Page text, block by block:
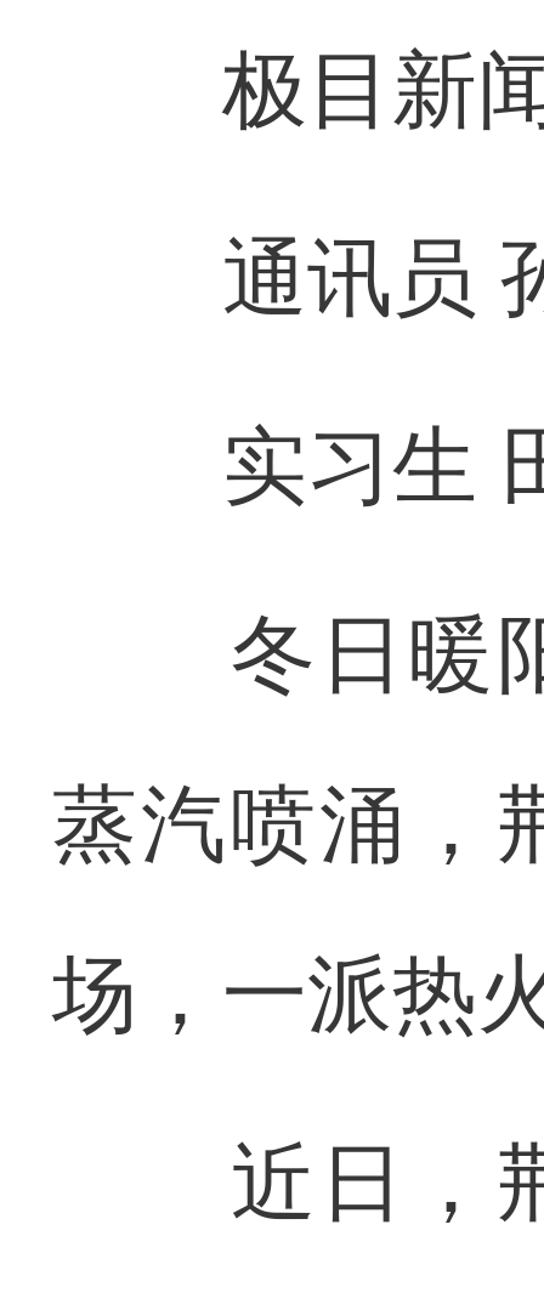
极目新闻
通讯员
实习生
冬日暖阳
蒸汽喷涌，
场，一派热
近日，荆